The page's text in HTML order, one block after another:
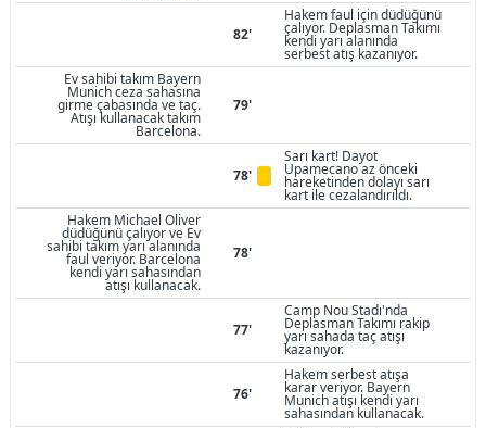
82'
Hakem faul için düdüğünü
çalıyor. Deplasman Takımı
kendi yarı alanında
serbest atış kazanıyor.
Ev sahibi takım Bayern
Munich ceza sahasına
girme çabasında ve taç.
Atışı kullanacak takım
Barcelona.
79'
78'
Sarı kart! Dayot
Upamecano az önceki
hareketinden dolayı sarı
kart ile cezalandırıldı.
Hakem Michael Oliver
düdüğünü çalıyor ve Ev
sahibi takım yarı alanında
faul veriyor. Barcelona
kendi yarı sahasından
atışı kullanacak.
78'
77'
Camp Nou Stadı'nda
Deplasman Takımı rakip
yarı sahada taç atışı
kazanıyor.
76'
Hakem serbest atışa
karar veriyor. Bayern
Munich atışı kendi yarı
sahasından kullanacak.